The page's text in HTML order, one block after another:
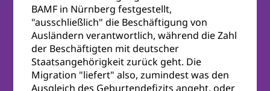
BAMF in Nürnberg festgestellt,
"ausschließlich" die Beschäftigung von
Ausländern verantwortlich, während die Zahl
der Beschäftigten mit deutscher
Staatsangehörigkeit zurück geht. Die
Migration "liefert" also, zumindest was den
Ausgleich des Geburtendefizits angeht, oder